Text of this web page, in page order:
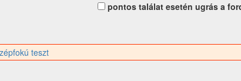
pontos találat esetén ugrás a
teszt